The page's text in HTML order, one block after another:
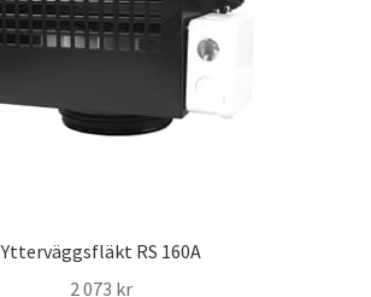
Ytterväggsfläkt RS 160A
2 073 kr